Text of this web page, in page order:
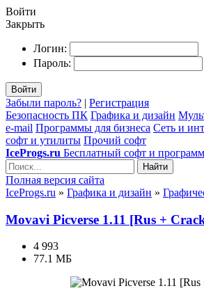
Войти
Закрыть
Логин:
Пароль:
Войти
Забыли пароль? | Регистрация
Безопасность ПК Графика и дизайн
e-mail Программы для бизнеса Сеть и
софт и утилиты Прочий софт
IceProgs.ru Бесплатный софт и
Найти
Полная версия сайта
IceProgs.ru » Графика и дизайн »
Movavi Picverse 1.11 [Rus +
4 993
77.1 МБ